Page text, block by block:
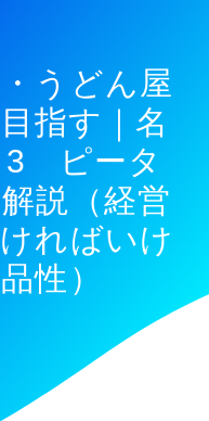
うどん屋
指す｜名
ピータ
説（経営
ればいけ
性）